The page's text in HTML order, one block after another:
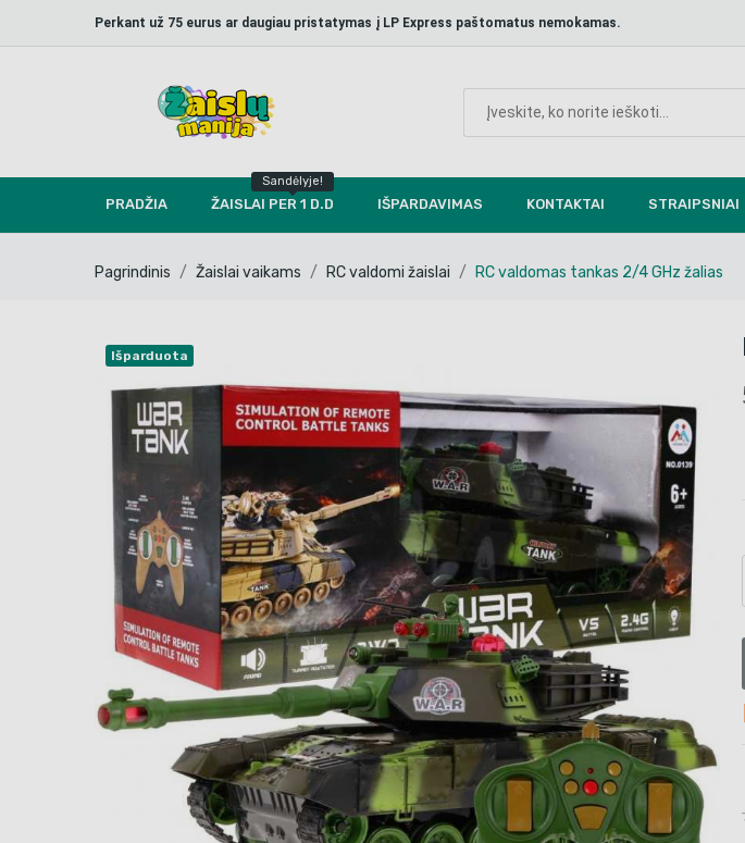
Perkant už 75 eurus ar daugiau pristatymas į LP Express paštomatus nemokamas.
PRADŽIA ŽAISLAI PER 1 D.D
Sandėlyje!
IŠPARDAVIMAS KONTAKTAI STRAIPSNIAI
Pagrindinis Žaislai vaikams RC valdomi žaislai RC valdomas tankas 2/4 GHz žalias
Išparduota